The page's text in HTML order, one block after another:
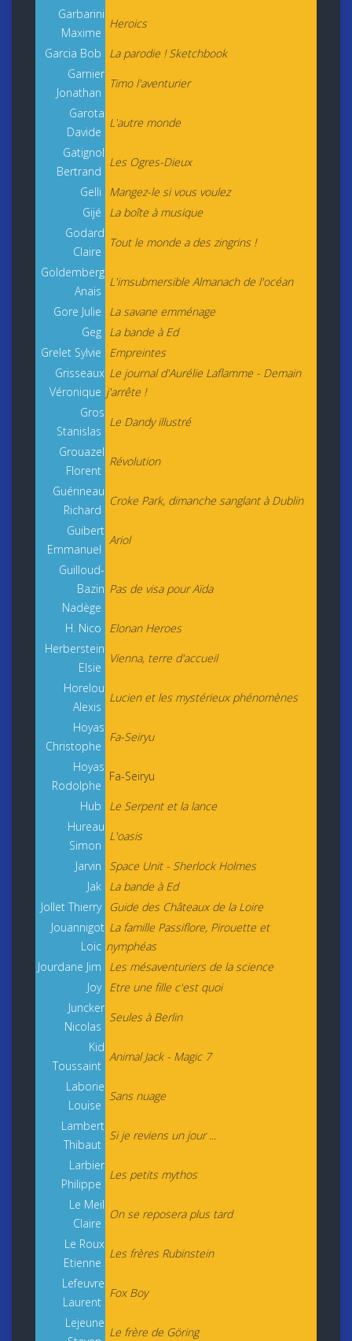
Garbarini
Maxime
Heroics
Garcia Bob
La parodie ! Sketchbook
Garnier
Jonathan
Timo l'aventurier
Garota
Davide
L'autre monde
Gatignol
Bertrand
Les Ogres-Dieux
Gelli
Mangez-le si vous voulez
Gijé
La boîte à musique
Godard
Claire
Tout le monde a des zingrins !
Goldemberg
Anaïs
L'imsubmersible Almanach de l'océan
Gore Julie
La savane emménage
Geg La bande à Ed
Grelet Sylvie
Empreintes
Grisseaux
Véronique
Le journal d'Aurélie Laflamme - Demain
j'arrête !
Gros
Stanislas
Le Dandy illustré
Grouazel
Florent
Révolution
Guérineau
Richard
Croke Park, dimanche sanglant à Dublin
Guibert
Emmanuel
Ariol
Guilloud-
Bazin
Nadège
Pas de visa pour Aïda
H. Nico
Elonan Heroes
Herberstein
Elsie
Vienna, terre d'accueil
Horelou
Alexis
Lucien et les mystérieux phénomènes
Hoyas
Christophe
Fa-Seiryu
Hoyas
Rodolphe
Fa-Seiryu
Hub
Le Serpent et la lance
Hureau
Simon
L'oasis
Jarvin
Space Unit - Sherlock Holmes
Jak La bande à Ed
Jollet Thierry Guide des Châteaux de la Loire
Jouannigot
Loïc
La famille Passiflore, Pirouette et
nymphéas
Jourdane Jim
Les mésaventuriers de la science
Joy Etre une fille c'est quoi
Juncker
Nicolas
Seules à Berlin
Kid
Toussaint
Animal Jack - Magic 7
Laborie
Louise
Sans nuage
Lambert
Thibaut
Si je reviens un jour ...
Larbier
Philippe
Les petits mythos
Le Meil
Claire
On se reposera plus tard
Le Roux
Etienne
Les frères Rubinstein
Lefeuvre
Laurent
Fox Boy
Lejeune
Le frère de Göring